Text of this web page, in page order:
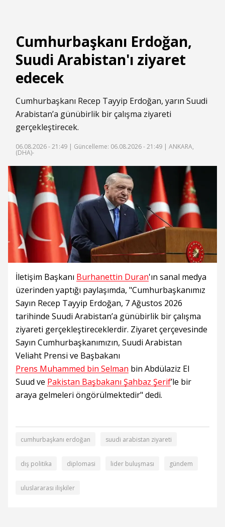
Cumhurbaşkanı Erdoğan,
Suudi Arabistan'ı ziyaret
edecek
Cumhurbaşkanı Recep Tayyip Erdoğan, yarın Suudi
Arabistan’a günübirlik bir çalışma ziyareti
gerçekleştirecek.
06.08.2026 - 21:49 | Güncelleme: 06.08.2026 - 21:49 | ANKARA,
(DHA)-
İletişim Başkanı Burhanettin Duran'ın sanal medya
üzerinden yaptığı paylaşımda, "Cumhurbaşkanımız
Sayın Recep Tayyip Erdoğan, 7 Ağustos 2026
tarihinde Suudi Arabistan’a günübirlik bir çalışma
ziyareti gerçekleştireceklerdir. Ziyaret çerçevesinde
Sayın Cumhurbaşkanımızın, Suudi Arabistan
Veliaht Prensi ve Başbakanı
Prens Muhammed bin Selman bin Abdülaziz El
Suud ve Pakistan Başbakanı Şahbaz Şerif’le bir
araya gelmeleri öngörülmektedir" dedi.
cumhurbaşkanı erdoğan suudi arabistan ziyareti
dış politika diplomasi lider buluşması gündem
uluslararası ilişkiler